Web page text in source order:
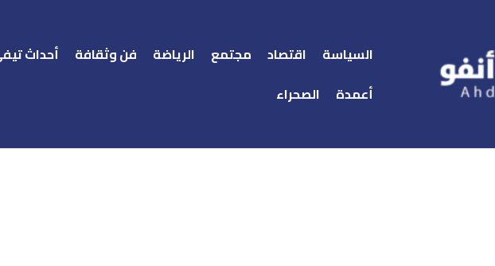
السياسة اقتصاد مجتمع الرياضة فن وثقافة أحداث
أعمدة
الصحراء